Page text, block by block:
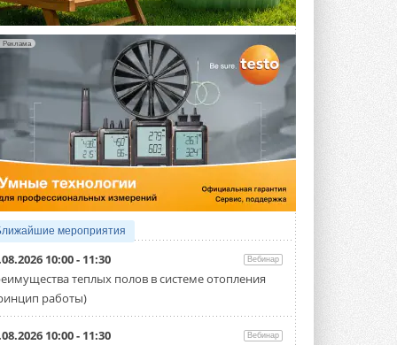
Разработка учитывает влияние
мерзлоты, обледенения и снеговых ...
ВЧЕРА
Гибридный тепловой насос PV/T
с одним общим испарителем
Исследователи предложили
конструкцию двухисточникового ...
5 АВГУСТА 2026
21-й ежегодный форум
«ЦОД-2026»
Мероприятие пройдет 2-3 сентября в
отеле Radisson Slavyanskaya. Форум
посетит более двух тысяч участников ...
5 АВГУСТА 2026
Китайская Shenling представила
«воздух-вода» на R290
Серия ThermaX R290 All-In-One
включает три модели ...
Реклама
мероприятия
10:00 - 11:30 Вебинар
теплых полов в системе отопления
работы)
10:00 - 11:30 Вебинар